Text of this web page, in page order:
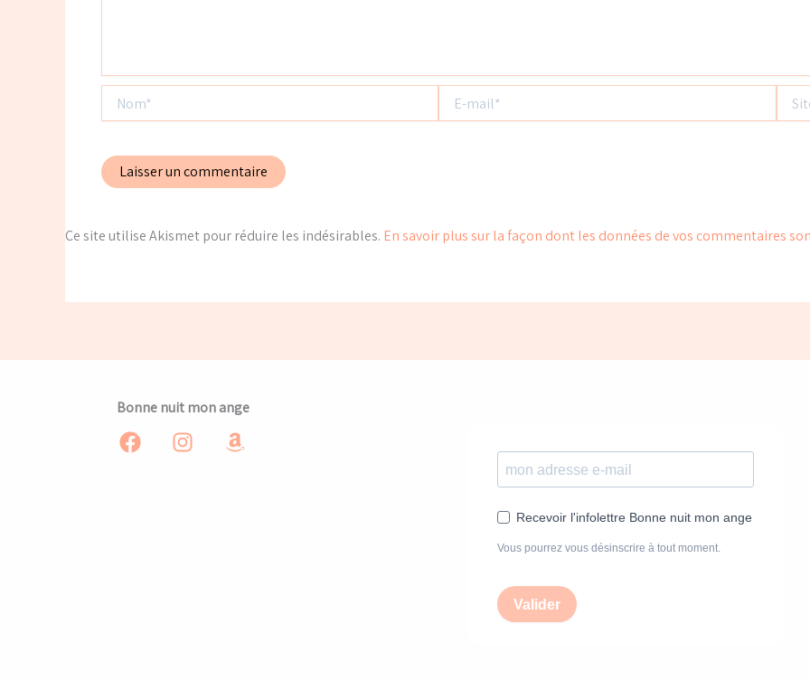
mail*
Ce site utilise Akismet pour réduire les indésirables. En savoir plus sur la façon dont les données de vos commentaires
Bonne nuit mon ange
Recevoir l'infolettre Bonne nuit mon ange
Vous pourrez vous désinscrire à tout moment.
Valider